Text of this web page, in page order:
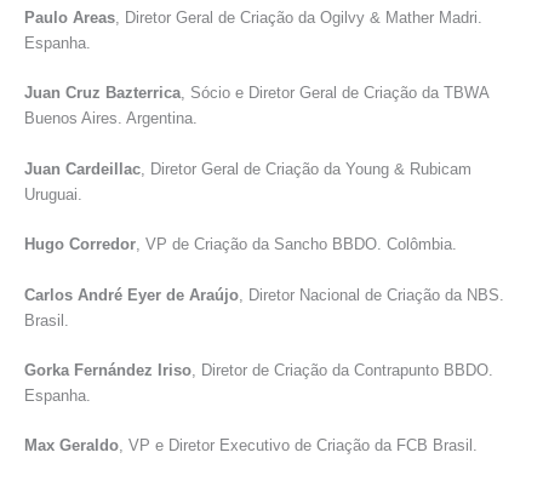
Paulo Areas , Diretor Geral de Criação da Ogilvy & Mather Madri.
Espanha.
Juan Cruz Bazterrica, Sócio e Diretor Geral de Criação da TBWA
Buenos Aires. Argentina.
Juan Cardeillac , Diretor Geral de Criação da Young & Rubicam
Uruguai.
Hugo Corredor, VP de Criação da Sancho BBDO. Colômbia.
Carlos André Eyer de Araújo , Diretor Nacional de Criação da NBS.
Brasil.
Gorka Fernández Iriso, Diretor de Criação da Contrapunto BBDO.
Espanha.
Max Geraldo, VP e Diretor Executivo de Criação da FCB Brasil.